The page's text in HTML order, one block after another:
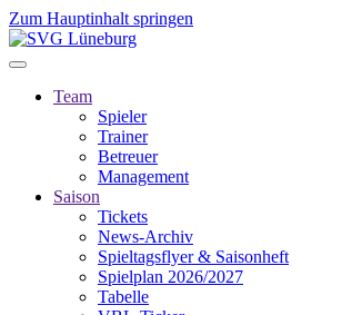
Zum Hauptinhalt springen
Team
Spieler
Trainer
Betreuer
Management
Saison
Tickets
News-Archiv
Spieltagsflyer & Saisonheft
Spielplan 2026/2027
Tabelle